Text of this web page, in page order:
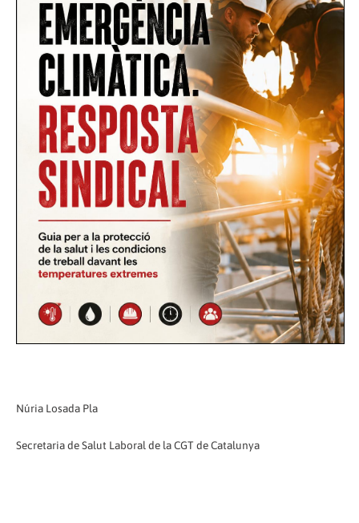
Núria Losada Pla
Secretaria de Salut Laboral de la CGT de Catalunya